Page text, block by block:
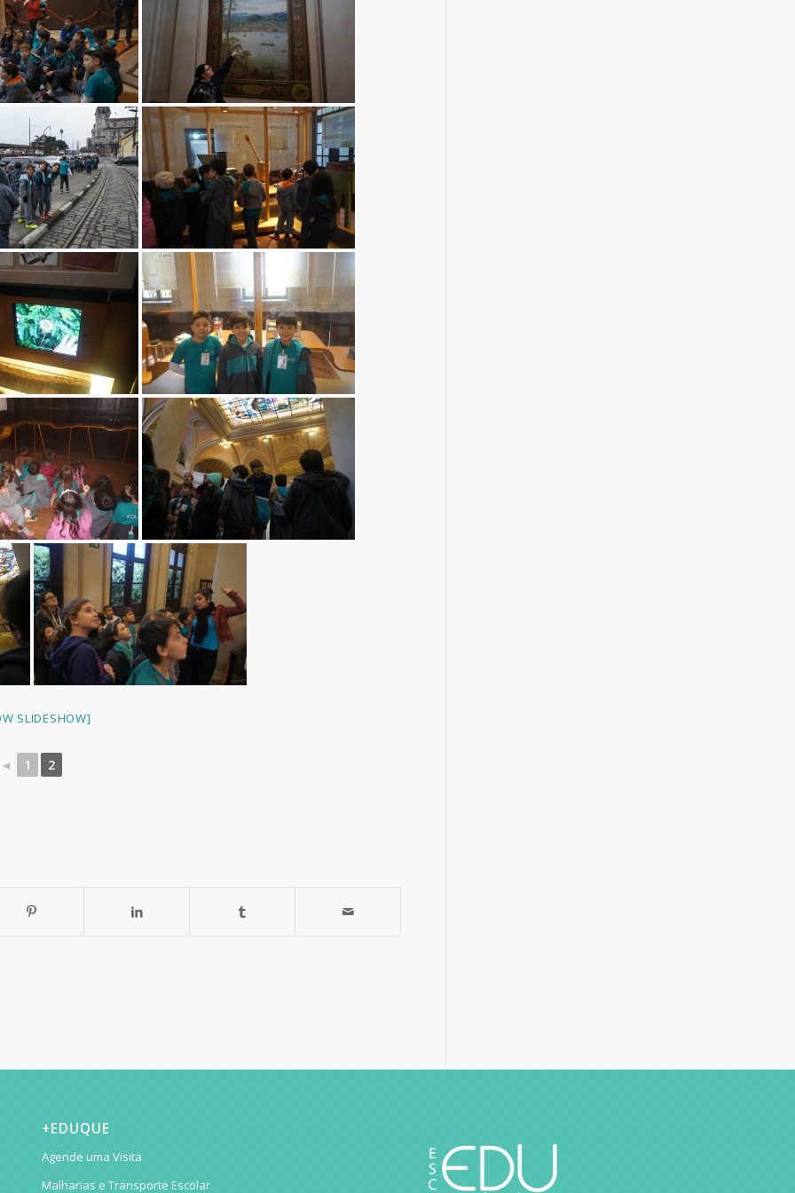
SLIDESHOW]
◄ 1 2
+EDUQUE
Agende uma Visita
Malharias e Transporte Escolar